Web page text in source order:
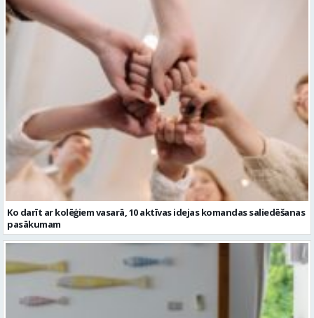
Ko darīt ar kolēģiem vasarā, 10 aktīvas idejas komandas saliedēšanas
pasākumam